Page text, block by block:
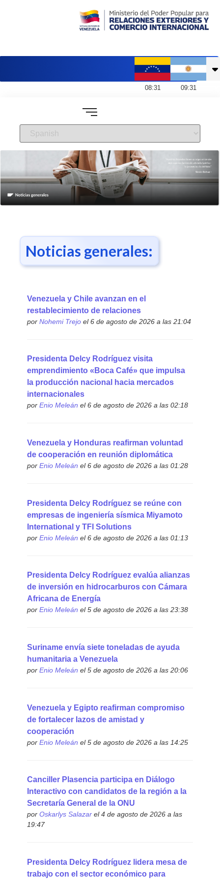
08:31 09:31
Noticias generales:
Venezuela y Chile avanzan en el
restablecimiento de relaciones
por Nohemi Trejoel 6 de agosto de 2026 a las 21:04
Presidenta Delcy Rodríguez visita
emprendimiento «Boca Café» que impulsa
la producción nacional hacia mercados
internacionales
por Enio Meleán el 6 de agosto de 2026 a las 02:18
Venezuela y Honduras reafirman voluntad
de cooperación en reunión diplomática
por Enio Meleán el 6 de agosto de 2026 a las 01:28
Presidenta Delcy Rodríguez se reúne con
empresas de ingeniería sísmica Miyamoto
International y TFI Solutions
por Enio Meleán el 6 de agosto de 2026 a las 01:13
Presidenta Delcy Rodríguez evalúa alianzas
de inversión en hidrocarburos con Cámara
Africana de Energía
por Enio Meleán el 5 de agosto de 2026 a las 23:38
Suriname envía siete toneladas de ayuda
humanitaria a Venezuela
por Enio Meleán el 5 de agosto de 2026 a las 20:06
Venezuela y Egipto reafirman compromiso
de fortalecer lazos de amistad y
cooperación
por Enio Meleán el 5 de agosto de 2026 a las 14:25
Canciller Plasencia participa en Diálogo
Interactivo con candidatos de la región a la
Secretaría General de la ONU
por Oskarlys Salazarel 4 de agosto de 2026 a las
19:47
Presidenta Delcy Rodríguez lidera mesa de
trabajo con el sector económico para